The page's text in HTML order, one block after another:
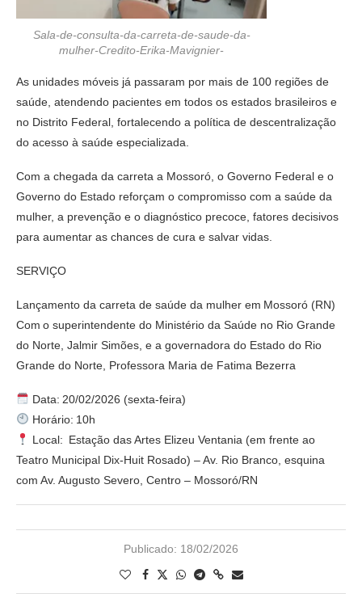
Sala-de-consulta-da-carreta-de-saude-da-
mulher-Credito-Erika-Mavignier-
As unidades móveis já passaram por mais de 100 regiões de
saúde, atendendo pacientes em todos os estados brasileiros e
no Distrito Federal, fortalecendo a política de descentralização
do acesso à saúde especializada.
Com a chegada da carreta a Mossoró, o Governo Federal e o
Governo do Estado reforçam o compromisso com a saúde da
mulher, a prevenção e o diagnóstico precoce, fatores decisivos
para aumentar as chances de cura e salvar vidas.
SERVIÇO
Lançamento da carreta de saúde da mulher em Mossoró (RN)
Com o superintendente do Ministério da Saúde no Rio Grande
do Norte, Jalmir Simões, e a governadora do Estado do Rio
Grande do Norte, Professora Maria de Fatima Bezerra
Data: 20/02/2026 (sexta-feira)
Horário: 10h
Local: Estação das Artes Elizeu Ventania (em frente ao
Teatro Municipal Dix-Huit Rosado) – Av. Rio Branco, esquina
com Av. Augusto Severo, Centro – Mossoró/RN
Publicado: 18/02/2026